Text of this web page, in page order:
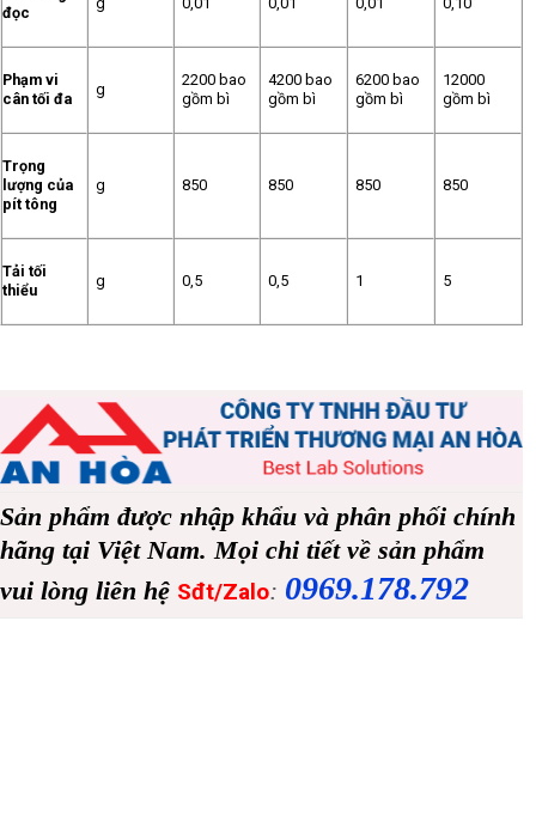
đọc
Phạm vi
cân tối đa
g
2200 bao
gồm bì
4200 bao
gồm bì
6200 bao
gồm bì
12000
gồm bì
Trọng
lượng của
pít tông
g 850 850 850 850
Tải tối
thiểu
g 0,5 0,5 1 5
Sản phẩm được nhập khẩu và phân phối chính
hãng tại Việt Nam. Mọi chi tiết về sản phẩm
vui lòng liên hệ Sđt/Zalo: 0969.178.792